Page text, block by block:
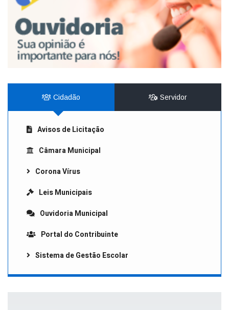
Cidadão Servidor
Avisos de Licitação
Câmara Municipal
Corona Vírus
Leis Municipais
Ouvidoria Municipal
Portal do Contribuinte
Sistema de Gestão Escolar